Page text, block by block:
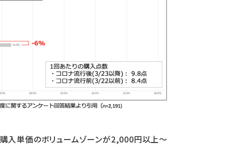
入単価のボリュームゾーンが2,000円以上～